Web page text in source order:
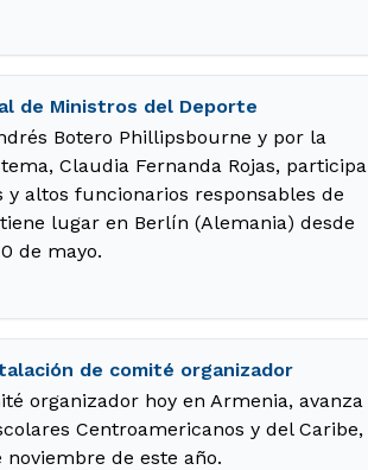
de Ministros del Deporte
Botero Phillipsbourne y por la
Claudia Fernanda Rojas, participa
altos funcionarios responsables de
lugar en Berlín (Alemania) desde
de mayo.
de comité organizador
organizador hoy en Armenia, avanza
Centroamericanos y del Caribe,
de este año.